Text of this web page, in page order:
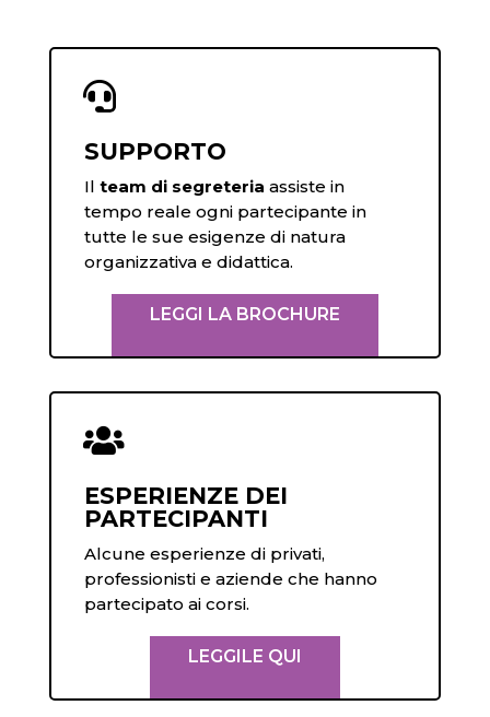

SUPPORTO
Il team di segreteria assiste in
tempo reale ogni partecipante in
tutte le sue esigenze di natura
organizzativa e didattica.
LEGGI LA BROCHURE

ESPERIENZE DEI
PARTECIPANTI
Alcune esperienze di privati,
professionisti e aziende che hanno
partecipato ai corsi.
LEGGILE QUI